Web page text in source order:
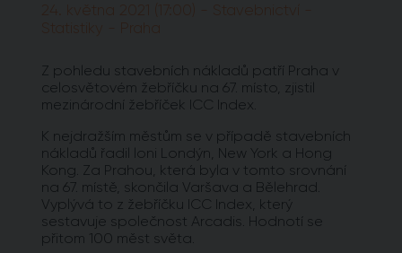
24. května 2021 (17:00) - Stavebnictví -
Statistiky - Praha
Z pohledu stavebních nákladů patří Praha v
celosvětovém žebříčku na 67. místo, zjistil
mezinárodní žebříček ICC Index.
K nejdražším městům se v případě stavebních
nákladů řadil loni Londýn, New York a Hong
Kong. Za Prahou, která byla v tomto srovnání
na 67. místě, skončila Varšava a Bělehrad.
Vyplývá to z žebříčku ICC Index, který
sestavuje společnost Arcadis. Hodnotí se
přitom 100 měst světa.